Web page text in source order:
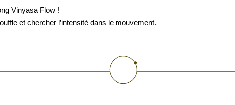
Vinyasa Flow !
et chercher l’intensité dans le mouvement.